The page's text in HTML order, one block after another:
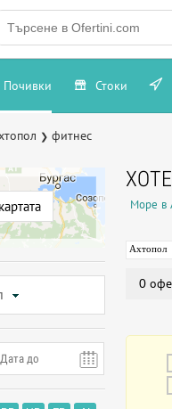
Почивки Стоки
❯ фитнес
Море в
Ахтопол
0